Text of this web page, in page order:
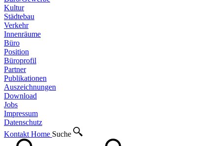
Kultur
Städtebau
Verkehr
Innenräume
Büro
Position
Büroprofil
Partner
Publikationen
Auszeichnungen
Download
Jobs
Impressum
Datenschutz
Kontakt Home Suche